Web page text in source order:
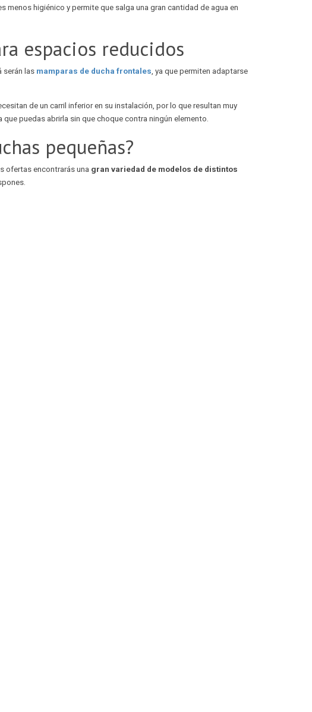
higiénico y permite que salga una gran cantidad de agua en
espacios reducidos
serán las mamparas de ducha frontales , ya que permiten adaptarse
de un carril inferior en su instalación, por lo que resultan muy
puedas abrirla sin que choque contra ningún elemento.
pequeñas?
ofertas encontrarás una gran variedad de modelos de distintos